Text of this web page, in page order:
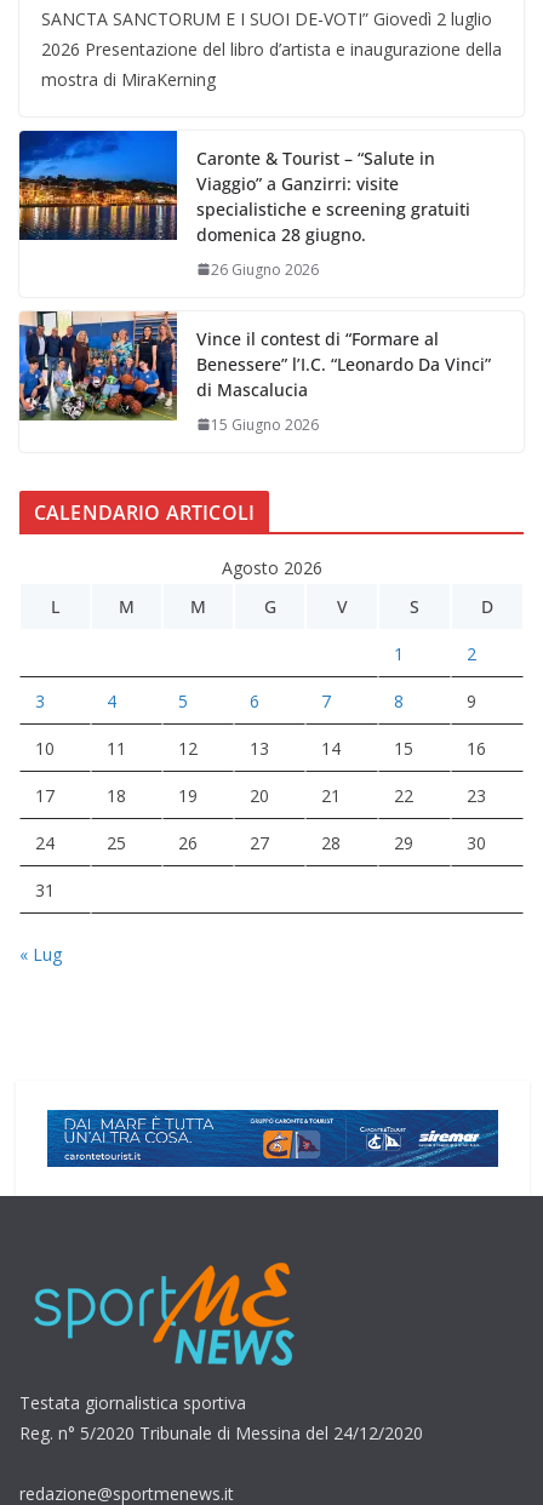
SANCTA SANCTORUM E I SUOI DE-VOTI” Giovedì 2 luglio
2026 Presentazione del libro d’artista e inaugurazione della
mostra di MiraKerning
Caronte & Tourist – “Salute in
Viaggio” a Ganzirri: visite
specialistiche e screening gratuiti
domenica 28 giugno.
26 Giugno 2026
Vince il contest di “Formare al
Benessere” l’I.C. “Leonardo Da Vinci”
di Mascalucia
15 Giugno 2026
CALENDARIO ARTICOLI
Agosto 2026
L
M M G V S D
1 2
3 4 5 6 7 8 9
10 11 12 13 14 15 16
17 18 19 20 21 22 23
24 25 26 27 28 29 30
31
« Lug
Testata giornalistica sportiva
Reg. n° 5/2020 Tribunale di Messina del 24/12/2020
redazione@sportmenews.it